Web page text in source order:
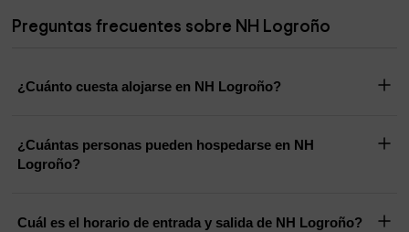
Preguntas frecuentes sobre NH Logroño
¿Cuánto cuesta alojarse en NH Logroño?
¿Cuántas personas pueden hospedarse en NH
Logroño?
Cuál es el horario de entrada y salida de NH Logroño?